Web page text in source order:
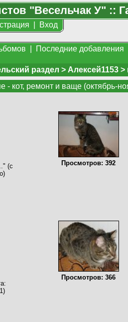
"Весельчак У" ::
Вход
Последние добавления
раздел > Алексей1153 >
- кот, ремонт и ваще (октябрь-
(с
Просмотров: 392
Просмотров: 366